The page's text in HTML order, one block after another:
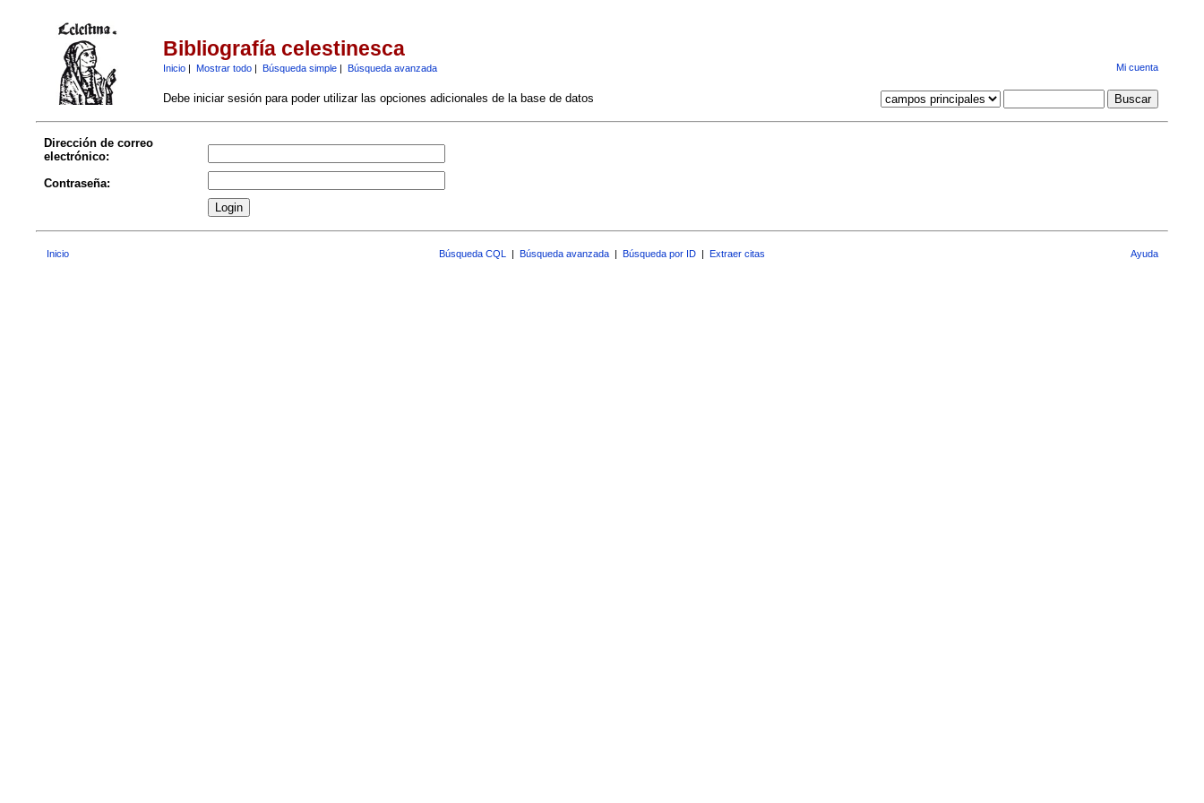
Bibliografía celestinesca
Inicio| Mostrar todo| Búsqueda simple| Búsqueda avanzada Mi cuenta
Debe iniciar sesión para poder utilizar las opciones adicionales de la base de datos
Dirección de correo
electrónico:
Contraseña:
Inicio Búsqueda CQL | Búsqueda avanzada | Búsqueda por ID | Extraer citas Ayuda